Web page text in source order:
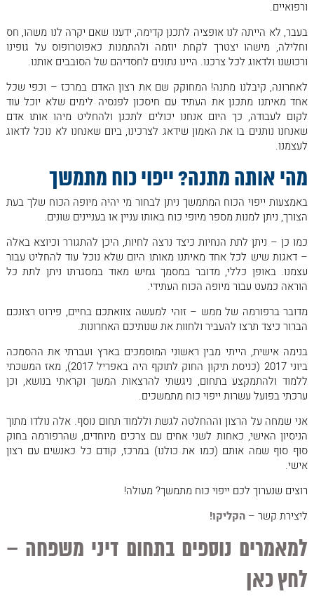
ורפואיים.
בעבר, לא הייתה לנו אופציה לתכנן קדימה, ידענו שאם יקרה לנו משהו, חס
וחלילה, מישהו יצטרך לקחת יוזמה ולהתמנות כאפוטרופוס על גופינו
ורכושנו ולדאוג לכל צרכנו. היינו נתונים לחסדיהם של הסובבים אותנו.
לאחרונה, קיבלנו מתנה! המחוקק שם את רצון האדם במרכז – וכפי שכל
אחד מאיתנו מתכנן את העתיד עם חיסכון לפנסיה לימים שלא יוכל עוד
לקום לעבודה, כך היום אנחנו יכולים לתכנן ולהחליט מיהו אותו אדם
שאנחנו נותנים בו את האמון שידאג לצרכינו, ביום שאנחנו לא נוכל לדאוג
לעצמנו.
מהי אותה מתנה? ייפוי כוח מתמשך
באמצעות ייפוי הכוח המתמשך ניתן לבחור מי יהיה מיופה הכוח שלך בעת
הצורך, ניתן למנות מספר מיופי כוח באותו עניין או בעניינים שונים.
כמו כן – ניתן לתת הנחיות כיצד נרצה לחיות, היכן להתגורר וכיוצא באלה
– דאגות שיש לכל אחד מאיתנו מאותו היום שלא נוכל עוד להחליט עבור
עצמנו. באופן כללי, מדובר במסמך גמיש מאוד במסגרתו ניתן לתת כל
הוראה כמעט עבור מיופה הכוח העתידי.
מדובר ברפורמה של ממש – זוהי למעשה צוואתכם בחיים, פירוט רצונכם
הברור כיצד תרצו להעביר ולחוות את שנותיכם האחרונות.
בנימה אישית, הייתי מבין ראשוני המוסמכים בארץ ועברתי את ההסמכה
ביוני 2017 (כניסת תיקון החוק לתוקף היה באפריל 2017), מאז המשכתי
ללמוד ולהתמקצע בתחום, ניגשתי להרצאות המשך וקראתי בנושא, וכן
ערכתי בפועל עשרות ייפוי כוח מתמשכים.
אני שמחה על הרצון וההחלטה לגשת וללמוד תחום נוסף. אלה נולדו מתוך
הניסיון האישי, כאחות לשני אחים עם צרכים מיוחדים, שהרפורמה בחוק
סוף סוף שמה אותם (כמו את כולנו) במרכז, קודם כל כאנשים עם רצון
אישי.
רוצים שנערוך לכם ייפוי כוח מתמשך? מעולה!
ליצירת קשר – הקליקו!
למאמרים נוספים בתחום דיני משפחה –
לחץ כאן